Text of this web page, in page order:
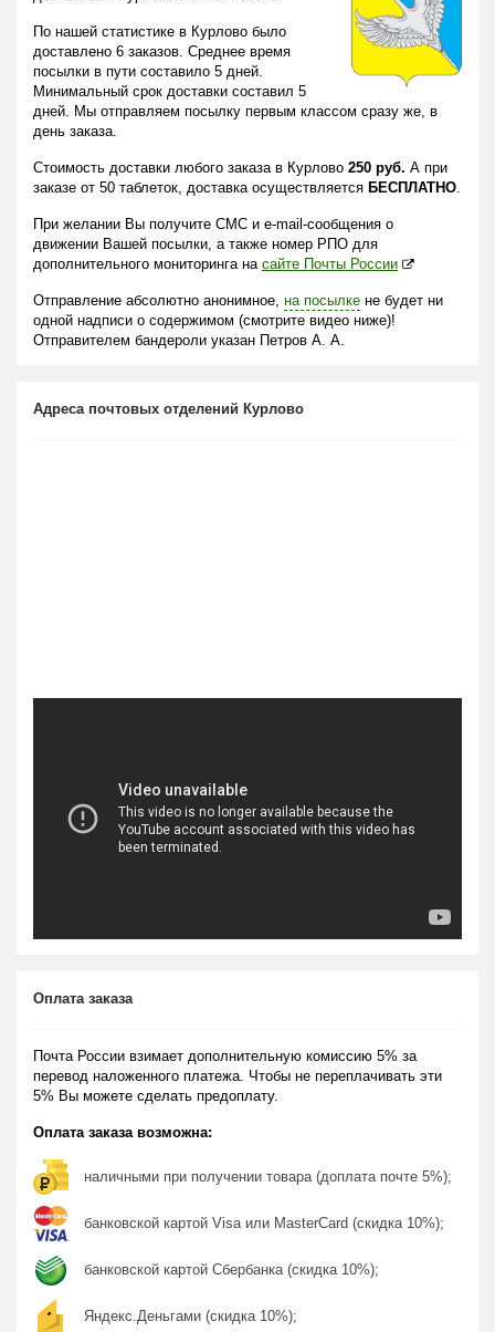
По нашей статистике в Курлово было
доставлено 6 заказов. Среднее время
посылки в пути составило 5 дней.
Минимальный срок доставки составил 5
дней. Мы отправляем посылку первым классом сразу же, в
день заказа.
Стоимость доставки любого заказа в Курлово 250 руб. А при
заказе от 50 таблеток, доставка осуществляется БЕСПЛАТНО.
При желании Вы получите СМС и e-mail-сообщения о
движении Вашей посылки, а также номер РПО для
дополнительного мониторинга на сайте Почты России
Отправление абсолютно анонимное, на посылке не будет ни
одной надписи о содержимом (смотрите видео ниже)!
Отправителем бандероли указан Петров А. А.
Адреса почтовых отделений Курлово
Оплата заказа
Почта России взимает дополнительную комиссию 5% за
перевод наложенного платежа. Чтобы не переплачивать эти
5% Вы можете сделать предоплату.
Оплата заказа возможна:
наличными при получении товара (доплата почте 5%);
банковской картой Visa или MasterCard (скидка 10%);
банковской картой Сбербанка (скидка 10%);
Яндекс.Деньгами (скидка 10%);